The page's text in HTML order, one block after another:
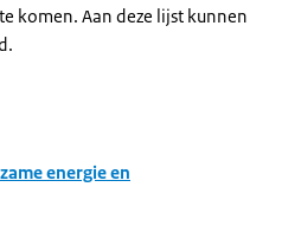
komen. Aan deze lijst kunnen
energie en